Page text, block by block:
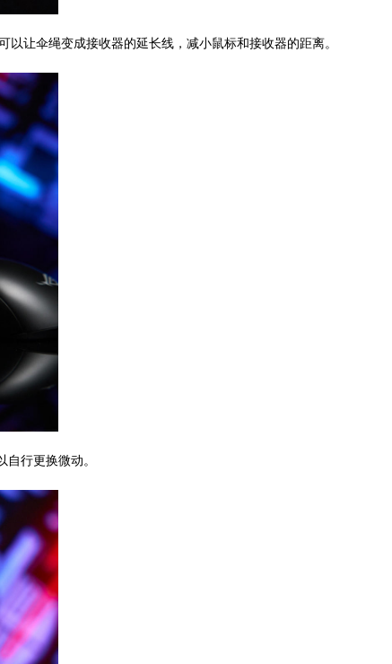
让伞绳变成接收器的延长线，减小鼠标和接收器的距离。
行更换微动。